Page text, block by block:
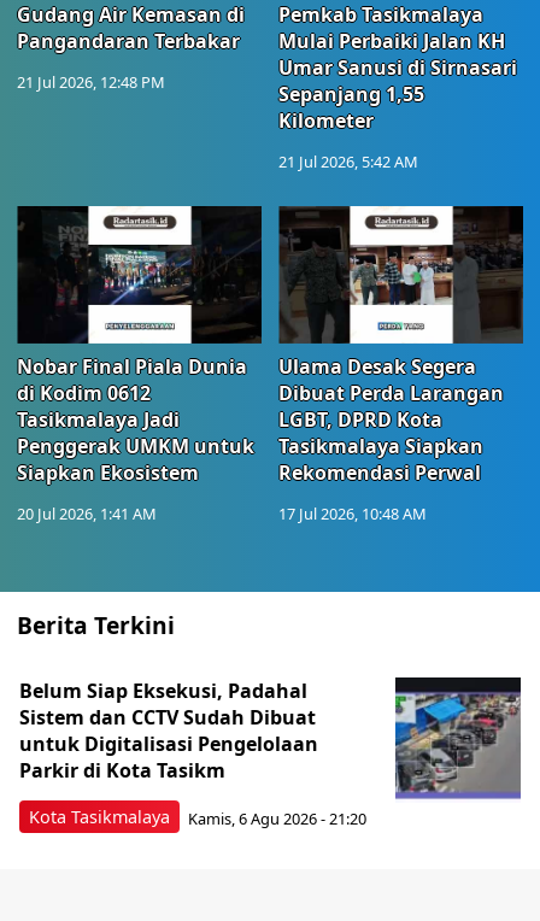
Gudang Air Kemasan di
Pangandaran Terbakar
21 Jul 2026, 12:48 PM
Pemkab Tasikmalaya
Mulai Perbaiki Jalan KH
Umar Sanusi di Sirnasari
Sepanjang 1,55
Kilometer
21 Jul 2026, 5:42 AM
Nobar Final Piala Dunia
di Kodim 0612
Tasikmalaya Jadi
Penggerak UMKM untuk
Siapkan Ekosistem
20 Jul 2026, 1:41 AM
Ulama Desak Segera
Dibuat Perda Larangan
LGBT, DPRD Kota
Tasikmalaya Siapkan
Rekomendasi Perwal
17 Jul 2026, 10:48 AM
Berita Terkini
Kota Tasikmalaya
Belum Siap Eksekusi, Padahal
Sistem dan CCTV Sudah Dibuat
untuk Digitalisasi Pengelolaan
Parkir di Kota Tasikm
Kamis, 6 Agu 2026 - 21:20